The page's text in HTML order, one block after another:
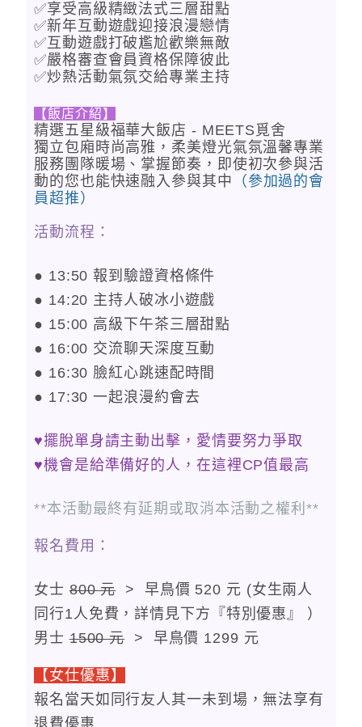
✅享受高級精緻法式三層甜點
✅新年互動遊戲迎接浪漫戀情
✅互動遊戲打破尷尬歡樂無敵
✅嚴格審查會員資格保障彼此
✅炒熱活動氣氛交給專業主持
【飯店介紹】
精選五星級福華大飯店 - MEETS覓舍
獨立包廂時尚高雅，柔美燈光氣氛溫馨專業
服務團隊暖場、掌握節奏，即使初次參與活
動的您也能快速融入參與其中 （參加過的會
員超推）
活動流程 ：
● 13:50 報到驗證資格條件
● 14:20 主持人破冰小遊戲
● 15:00 高級下午茶三層甜點
● 16:00 交流聊天深度互動
● 16:30 臉紅心跳速配時間
● 17:30 一起浪漫約會去
♥擺脫單身請主動出擊，愛情要努力爭取
♥機會是給準備好的人，在這裡CP值最高
**本活動最終有延期或取消本活動之權利**
報名費用：
女士800 元> 早鳥價 520 元 (女生兩人
同行1人免費，詳情見下方『特別優惠』 ）
男士1500 元 > 早鳥價 1299 元
【女仕優惠】
報名當天如同行友人其一未到場，無法享有